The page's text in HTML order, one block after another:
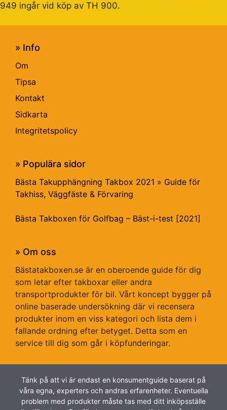
949 ingår vid köp av TH 900.
» Info
Om
Tipsa
Kontakt
Sidkarta
Integritetspolicy
» Populära sidor
Bästa Takupphängning Takbox 2021 » Guide för
Takhiss, Väggfäste & Förvaring
Bästa Takboxen för Golfbag – Bäst-i-test [2021]
» Om oss
Bästatakboxen.se är en oberoende guide för dig
som letar efter takboxar eller andra
transportprodukter för bil. Vårt koncept bygger på
online baserade undersökning där vi recensera
produkter inom en viss kategori och lista dem i
fallande ordning efter betyget. Detta som en
service till dig som går i köpfunderingar.
Tänk på att vi är endast en konsumentguide baserat på
våra egna, experters och andras erfarenheter. Eventuella
problem med produkter måste tas med ditt inköpsställe